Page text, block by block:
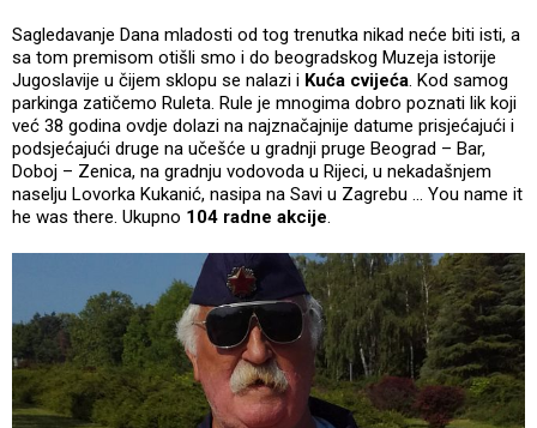
Sagledavanje Dana mladosti od tog trenutka nikad neće biti isti, a
sa tom premisom otišli smo i do beogradskog Muzeja istorije
Jugoslavije u čijem sklopu se nalazi i Kuća cvijeća. Kod samog
parkinga zatičemo Ruleta. Rule je mnogima dobro poznati lik koji
već 38 godina ovdje dolazi na najznačajnije datume prisjećajući i
podsjećajući druge na učešće u gradnji pruge Beograd – Bar,
Doboj – Zenica, na gradnju vodovoda u Rijeci, u nekadašnjem
naselju Lovorka Kukanić, nasipa na Savi u Zagrebu ... You name it
he was there. Ukupno 104 radne akcije.